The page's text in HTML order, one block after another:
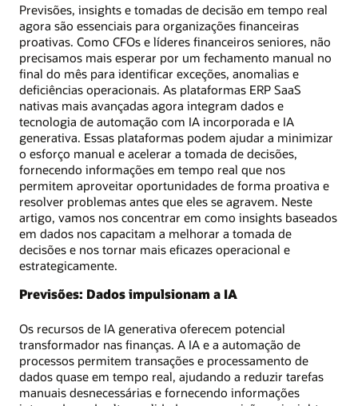
Previsões, insights e tomadas de decisão em tempo real
agora são essenciais para organizações financeiras
proativas. Como CFOs e líderes financeiros seniores, não
precisamos mais esperar por um fechamento manual no
final do mês para identificar exceções, anomalias e
deficiências operacionais. As plataformas ERP SaaS
nativas mais avançadas agora integram dados e
tecnologia de automação com IA incorporada e IA
generativa. Essas plataformas podem ajudar a minimizar
o esforço manual e acelerar a tomada de decisões,
fornecendo informações em tempo real que nos
permitem aproveitar oportunidades de forma proativa e
resolver problemas antes que eles se agravem. Neste
artigo, vamos nos concentrar em como insights baseados
em dados nos capacitam a melhorar a tomada de
decisões e nos tornar mais eficazes operacional e
estrategicamente.
Previsões: Dados impulsionam a IA
Os recursos de IA generativa oferecem potencial
transformador nas finanças. A IA e a automação de
processos permitem transações e processamento de
dados quase em tempo real, ajudando a reduzir tarefas
manuais desnecessárias e fornecendo informações